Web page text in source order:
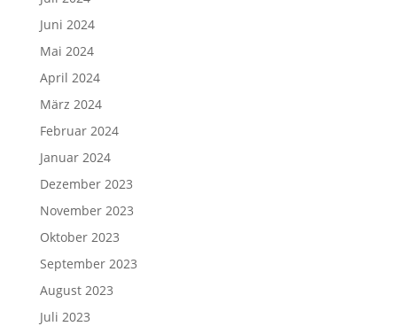
Juni 2024
Mai 2024
April 2024
März 2024
Februar 2024
Januar 2024
Dezember 2023
November 2023
Oktober 2023
September 2023
August 2023
Juli 2023